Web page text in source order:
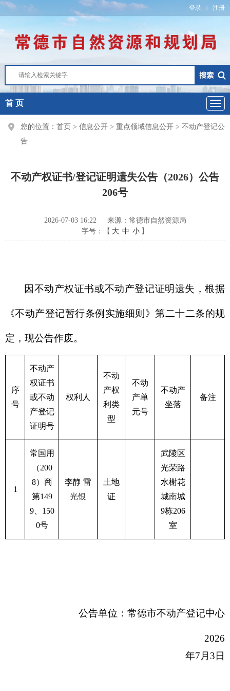
登录 | 注册
首 页
您的位置： 首页 > 信息公开 > 重点领域信息公开 > 不动产登记公
告
不动产权证书/登记证明遗失公告（2026）公告
206号
2026-07-03 16:22
来源：常德市自然资源局
字号：【 大 中 小 】
因不动产权证书或不动产登记证明遗失，根据
《不动产登记暂行条例实施细则》第二十二条的规
定，现公告作废。
序
号
不动产
权证书
或不动
产登记
证明号
权利人
不动
产权
利类
型
不动
产单
元号
不动产
坐落
备注
1
常国用
（200
8）商
第149
9、150
0号
李静 雷
光银
土地
证
武陵区
光荣路
水榭花
城南城
9栋206
室
公告单位：常德市不动产登记中心
2026
年7月3日